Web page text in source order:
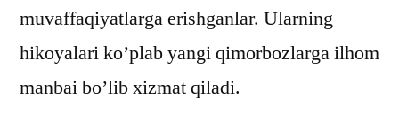
muvaffaqiyatlarga erishganlar. Ularning
hikoyalari ko’plab yangi qimorbozlarga ilhom
manbai bo’lib xizmat qiladi.